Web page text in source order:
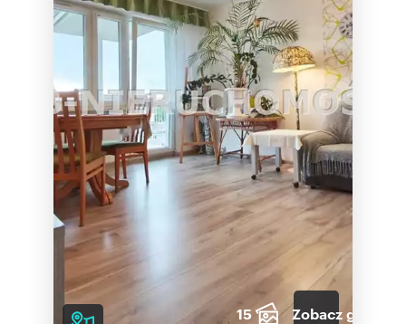
15 Zobacz galerię